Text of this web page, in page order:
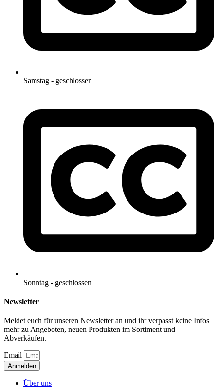
Samstag - geschlossen
Sonntag - geschlossen
Newsletter
Meldet euch für unseren Newsletter an und ihr verpasst keine Infos
mehr zu Angeboten, neuen Produkten im Sortiment und
Abverkäufen.
Email
Anmelden
Über uns